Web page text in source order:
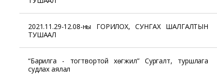
2021.11.29-12.08-ны ГОРИЛОХ, СУНГАХ ШАЛГАЛТЫН
ТУШААЛ
“Барилга - тогтвортой хөгжил” Сургалт, туршлага
судлах аялал